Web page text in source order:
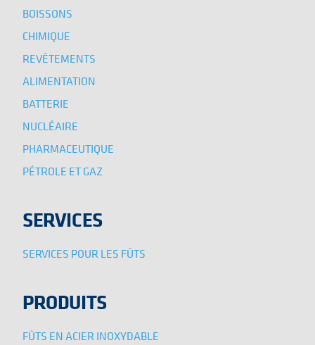
BOISSONS
CHIMIQUE
REVÊTEMENTS
ALIMENTATION
BATTERIE
NUCLÉAIRE
PHARMACEUTIQUE
PÉTROLE ET GAZ
SERVICES
SERVICES POUR LES FÛTS
PRODUITS
FÛTS EN ACIER INOXYDABLE